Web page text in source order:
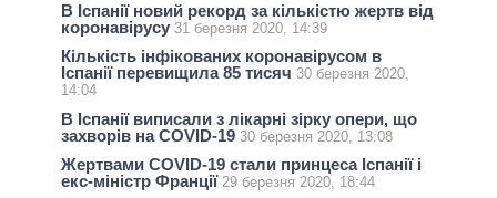
В Іспанії новий рекорд за кількістю жертв від
коронавірусу 31 березня 2020, 14:39
Кількість інфікованих коронавірусом в
Іспанії перевищила 85 тисяч 30 березня 2020,
14:04
В Іспанії виписали з лікарні зірку опери, що
захворів на COVID-19 30 березня 2020, 13:08
Жертвами COVID-19 стали принцеса Іспанії і
екс-міністр Франції 29 березня 2020, 18:44